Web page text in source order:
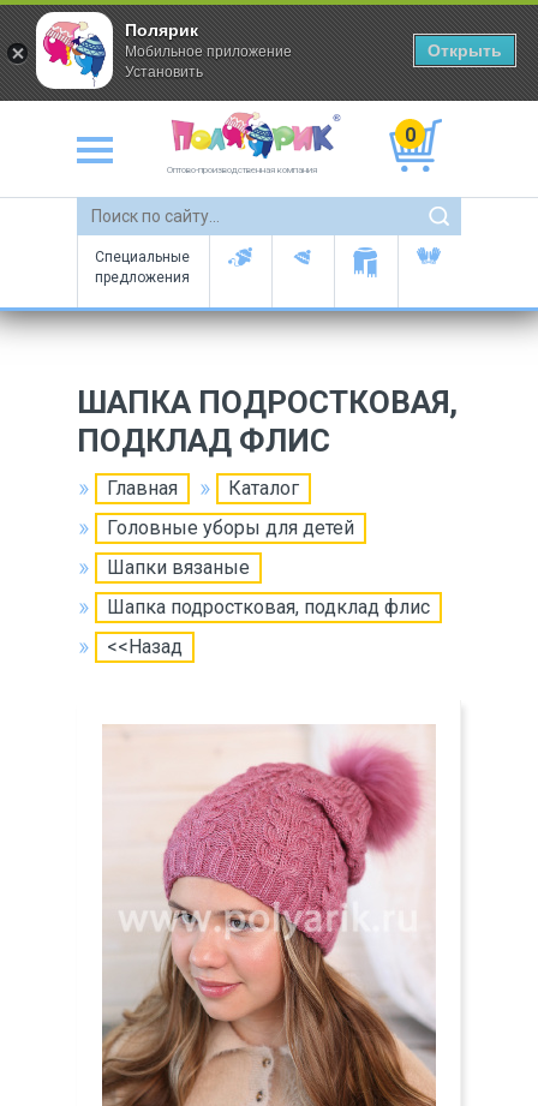
Оптово-производственная компания
0
Специальные
предложения
ШАПКА ПОДРОСТКОВАЯ,
ПОДКЛАД ФЛИС
Главная
Каталог
Головные уборы для детей
Шапки вязаные
Шапка подростковая, подклад флис
<<Назад
Полярик
Мобильное приложение
Установить
Открыть